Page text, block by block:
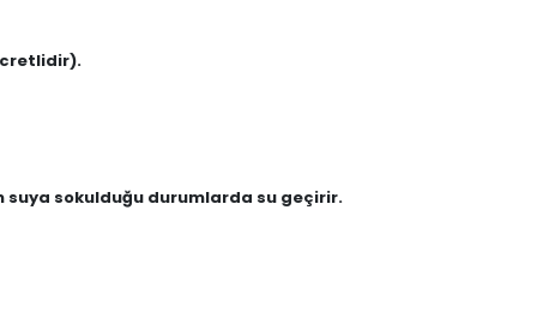
suya sokulduğu durumlarda su geçirir.